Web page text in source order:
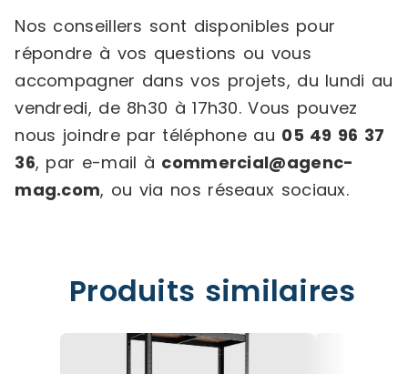
Nos conseillers sont disponibles pour
répondre à vos questions ou vous
accompagner dans vos projets, du lundi au
vendredi, de 8h30 à 17h30. Vous pouvez
nous joindre par téléphone au 05 49 96 37
36, par e-mail à commercial@agenc-
mag.com, ou via nos réseaux sociaux.
Produits similaires